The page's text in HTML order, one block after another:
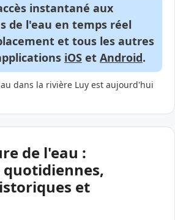
instantané aux
de l'eau en temps réel
et tous les autres
iOS et Android.
dans la rivière Luy est aujourd'hui
de l'eau :
quotidiennes,
et